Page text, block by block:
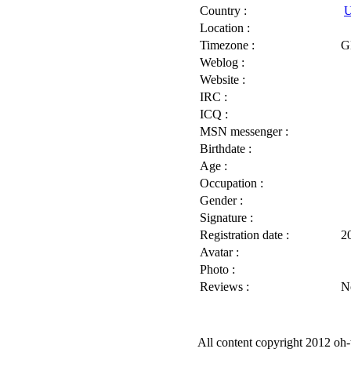
Country :
Location :
Timezone :
Weblog :
Website :
IRC :
ICQ :
MSN messenger :
Birthdate :
Age :
Occupation :
Gender :
Signature :
Registration date :
Avatar :
Photo :
Reviews :
All content copyright 2012